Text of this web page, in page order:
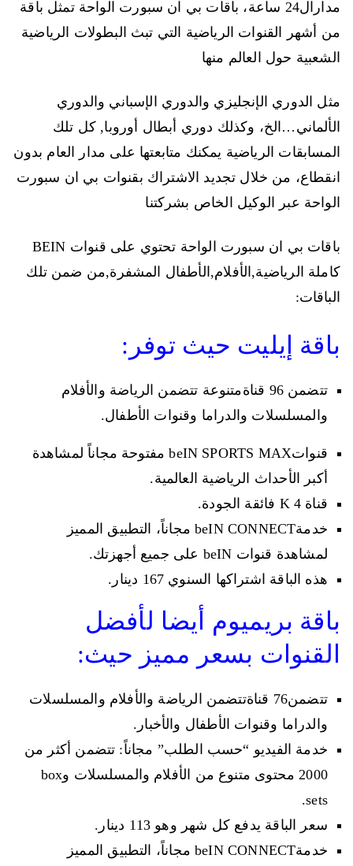
مدارال24 ساعة، باقات بي ان سبورت الواحة تمثل باقة
من أشهر القنوات الرياضية التي تبث البطولات الرياضية
الشعبية حول العالم منها
مثل الدوري الإنجليزي والدوري الإسباني والدوري
الألماني…الخ، وكذلك دوري أبطال أوروبا, كل تلك
المسابقات الرياضية يمكنك متابعتها على مدار العام بدون
انقطاع، من خلال تجديد الاشتراك بقنوات بي ان سبورت
الواحة عبر الوكيل الخاص بشركتنا
باقات بي ان سبورت الواحة تحتوي على قنوات BEIN
كاملة الرياضية,الأفلام,الأطفال المشفرة,من ضمن تلك
الباقات:
باقة إيليت حيث توفر:
تتضمن 96 قناةمتنوعة تتضمن الرياضة والأفلام
والمسلسلات والدراما وقنوات الأطفال.
قنواتbeIN SPORTS MAX مفتوحة مجاناً لمشاهدة
أكبر الأحداث الرياضية العالمية.
قناة 4 K فائقة الجودة.
خدمةbeIN CONNECT مجاناً، التطبيق المميز
لمشاهدة قنوات beIN على جميع أجهزتك.
هذه الباقة اشتراكها السنوي 167 دينار.
باقة بريميوم أيضا لأفضل
القنوات بسعر مميز حيث:
تتضمن76 قناةتتضمن الرياضة والأفلام والمسلسلات
والدراما وقنوات الأطفال والأخبار.
خدمة الفيديو “حسب الطلب” مجاناً: تتضمن أكثر من
2000 محتوى متنوع من الأفلام والمسلسلات وbox
sets.
سعر الباقة يدفع كل شهر وهو 113 دينار.
خدمةbeIN CONNECT مجاناً، التطبيق المميز